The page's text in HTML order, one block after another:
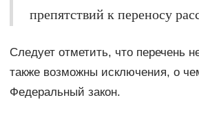
препятствий к переносу
Следует отметить, что перечень
также возможны исключения, о
Федеральный закон.